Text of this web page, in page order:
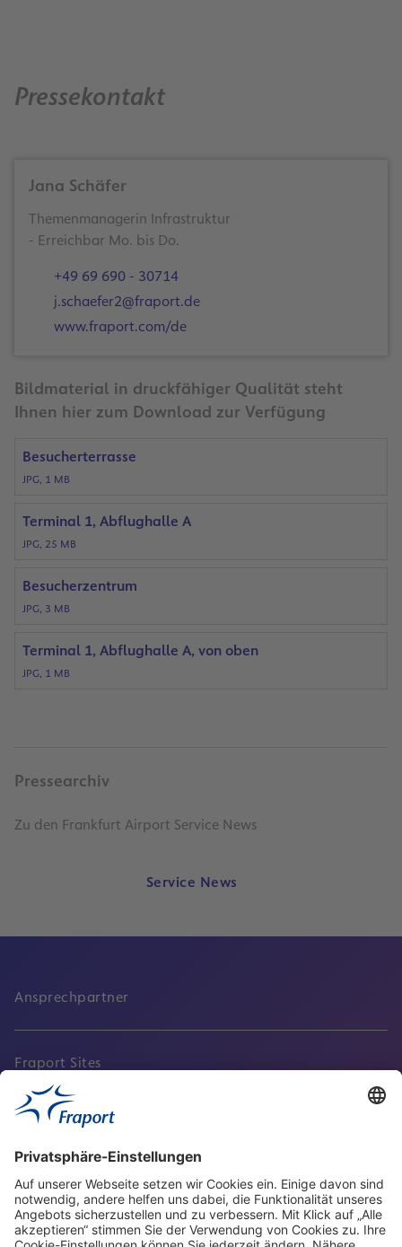
Pressekontakt
Jana Schäfer
Themenmanagerin Infrastruktur
- Erreichbar Mo. bis Do.
+49 69 690 - 30714
j.schaefer2@fraport.de
www.fraport.com/de
Bildmaterial in druckfähiger Qualität steht
Ihnen hier zum Download zur Verfügung
Besucherterrasse
JPG, 1 MB
Terminal 1, Abflughalle A
JPG, 25 MB
Besucherzentrum
JPG, 3 MB
Terminal 1, Abflughalle A, von oben
JPG, 1 MB
Pressearchiv
Zu den Frankfurt Airport Service News
Service News
Ansprechpartner
Fraport Sites
Aktuell
Service